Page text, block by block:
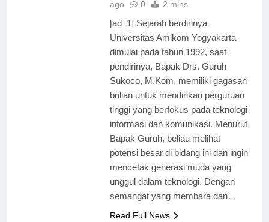
[ad_1] Sejarah berdirinya
Universitas Amikom Yogyakarta
dimulai pada tahun 1992, saat
pendirinya, Bapak Drs. Guruh
Sukoco, M.Kom, memiliki gagasan
brilian untuk mendirikan perguruan
tinggi yang berfokus pada teknologi
informasi dan komunikasi. Menurut
Bapak Guruh, beliau melihat
potensi besar di bidang ini dan ingin
mencetak generasi muda yang
unggul dalam teknologi. Dengan